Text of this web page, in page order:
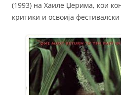
(1993) на Хаиле Џерима, кои
критики и освоија